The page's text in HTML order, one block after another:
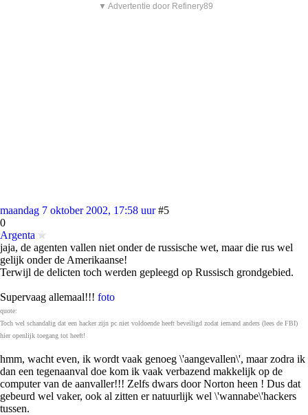
▼ Advertentie door Refinery89
maandag 7 oktober 2002, 17:58 uur #5
0
Argenta
jaja, de agenten vallen niet onder de russische wet, maar die rus wel
gelijk onder de Amerikaanse!
Terwijl de delicten toch werden gepleegd op Russisch grondgebied.
Supervaag allemaal!!! foto
quote:
Toch wel schandalig dat een hacker zijn pc niet voldoende heeft beveiligd zodat iemand anders (lees de FBI)
hier openlijk toegang tot heeft!
hmm, wacht even, ik wordt vaak genoeg \'aangevallen\', maar zodra ik
dan een tegenaanval doe kom ik vaak verbazend makkelijk op de
computer van de aanvaller!!! Zelfs dwars door Norton heen ! Dus dat
gebeurd wel vaker, ook al zitten er natuurlijk wel \'wannabe\'hackers
tussen.